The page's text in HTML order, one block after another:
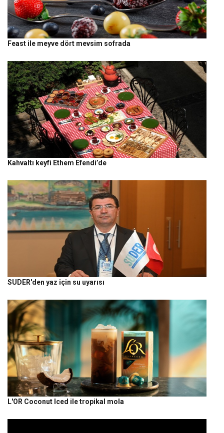
Feast ile meyve dört mevsim sofrada
Kahvaltı keyfi Ethem Efendi’de
SUDER'den yaz için su uyarısı
L'OR Coconut Iced ile tropikal mola